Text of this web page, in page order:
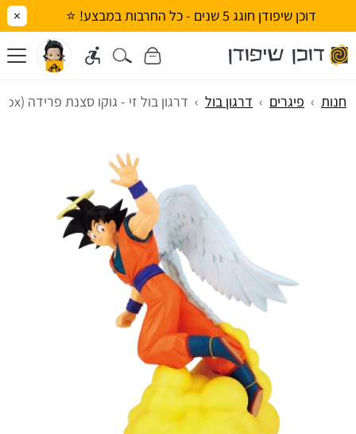
דוכן שיפודן חוגג 5 שנים - כל החרבות במבצע! ⭐ ×
חנות פיגרים דרגון בול דרגון בול זי - גוקו סצנת פרידה (History Box)